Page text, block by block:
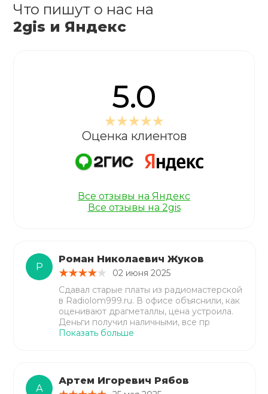
Р
Роман Николаевич Жуков
02 июня 2025
Сдавал старые платы из радиомастерской
в Radiolom999.ru. В офисе объяснили, как
оценивают драгметаллы, цена устроила.
Деньги получил наличными, все пр
Показать больше
А
Артем Игоревич Рябов
Что пишут о нас на
2gis и Яндекс
5.0
Оценка клиентов
Все отзывы на Яндекс
Все отзывы на 2gis